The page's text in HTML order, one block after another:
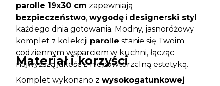
parolle 19x30 cm zapewniają
bezpieczeństwo, wygodę i designerski styl
każdego dnia gotowania. Modny, jasnoróżowy
komplet z kolekcji parolle stanie się Twoim
codziennym wsparciem w kuchni, łącząc
najwyższą jakość z niepowtarzalną estetyką.
Materiał i korzyści
Komplet wykonano z wysokogatunkowej